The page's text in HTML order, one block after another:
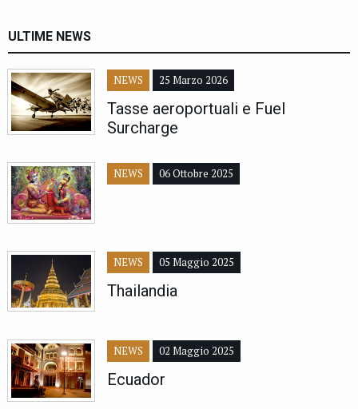
ULTIME NEWS
NEWS 25 Marzo 2026
Tasse aeroportuali e Fuel
Surcharge
NEWS 06 Ottobre 2025
NEWS 05 Maggio 2025
Thailandia
NEWS 02 Maggio 2025
Ecuador